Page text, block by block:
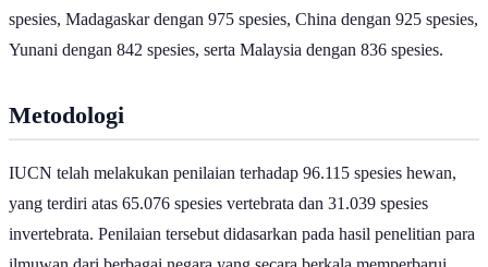
spesies, Madagaskar dengan 975 spesies, China dengan 925 spesies,
Yunani dengan 842 spesies, serta Malaysia dengan 836 spesies.
Metodologi
IUCN telah melakukan penilaian terhadap 96.115 spesies hewan,
yang terdiri atas 65.076 spesies vertebrata dan 31.039 spesies
invertebrata. Penilaian tersebut didasarkan pada hasil penelitian para